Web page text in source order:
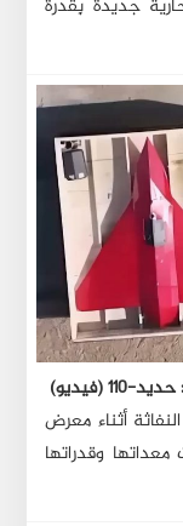
جديدة بِقُدرة
(فيديو)
١١٠ الإنتحارية النفاثة أثناء معرض
معداتها وقدراتها